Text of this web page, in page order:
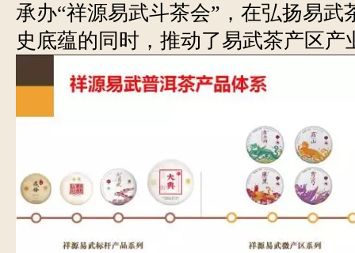
承办“祥源易武斗茶会”，在弘扬易武
史底蕴的同时，推动了易武茶产区产